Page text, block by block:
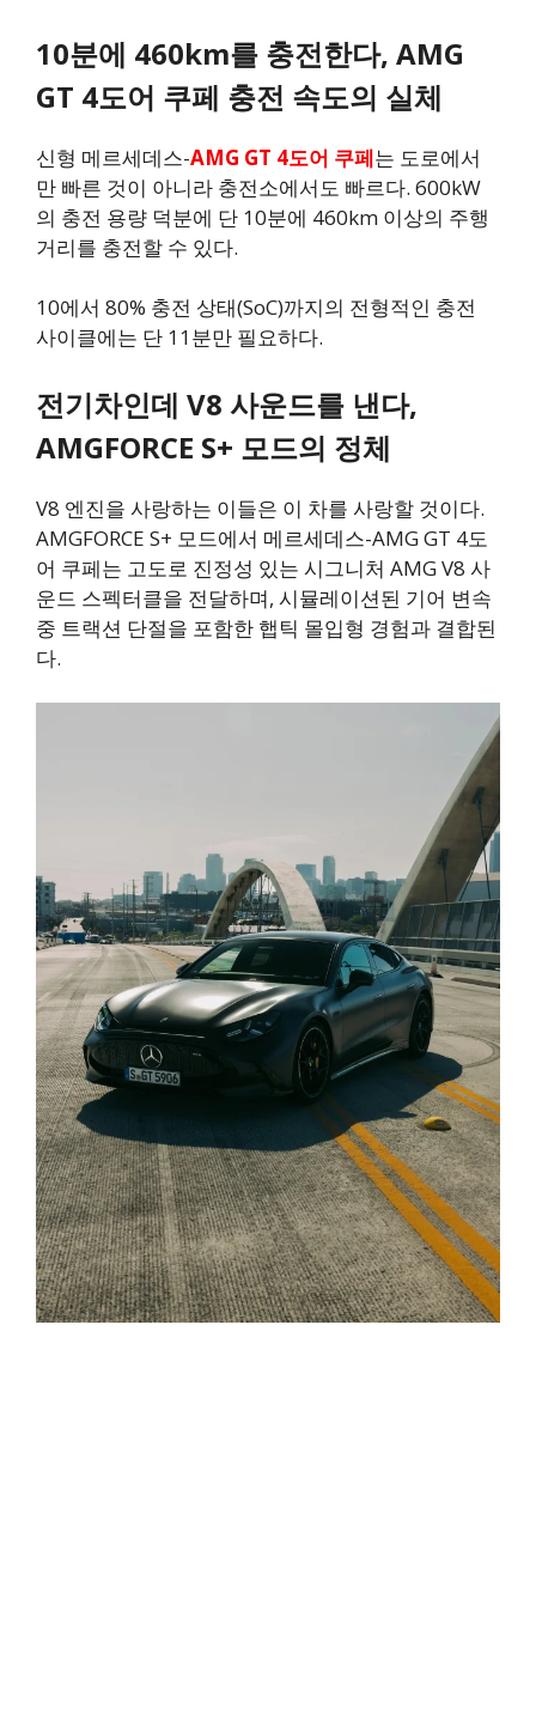
10분에 460km를 충전한다, AMG
GT 4도어 쿠페 충전 속도의 실체
신형 메르세데스-AMG GT 4도어 쿠페는 도로에서
만 빠른 것이 아니라 충전소에서도 빠르다. 600kW
의 충전 용량 덕분에 단 10분에 460km 이상의 주행
거리를 충전할 수 있다.
10에서 80% 충전 상태(SoC)까지의 전형적인 충전
사이클에는 단 11분만 필요하다.
전기차인데 V8 사운드를 낸다,
AMGFORCE S+ 모드의 정체
V8 엔진을 사랑하는 이들은 이 차를 사랑할 것이다.
AMGFORCE S+ 모드에서 메르세데스-AMG GT 4도
어 쿠페는 고도로 진정성 있는 시그니처 AMG V8 사
운드 스펙터클을 전달하며, 시뮬레이션된 기어 변속
중 트랙션 단절을 포함한 햅틱 몰입형 경험과 결합된
다.